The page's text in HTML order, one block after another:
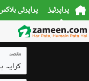
پراپرٹیز پراپرٹی
مقصد
کرایہ